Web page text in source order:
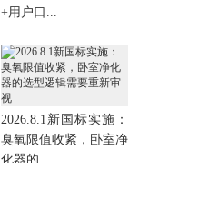
+用户口...
2026.8.1新国标实施：
臭氧限值收紧，卧室净
化器的...